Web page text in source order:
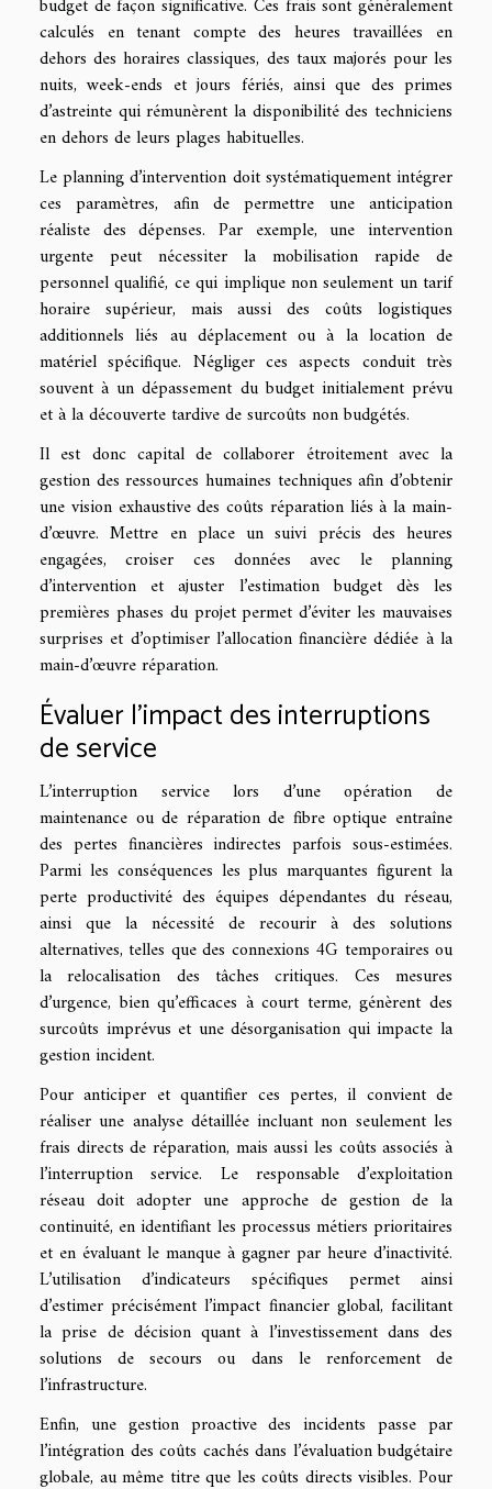
budget de façon significative. Ces frais sont généralement
calculés en tenant compte des heures travaillées en
dehors des horaires classiques, des taux majorés pour les
nuits, week-ends et jours fériés, ainsi que des primes
d’astreinte qui rémunèrent la disponibilité des techniciens
en dehors de leurs plages habituelles.
Le planning d’intervention doit systématiquement intégrer
ces paramètres, afin de permettre une anticipation
réaliste des dépenses. Par exemple, une intervention
urgente peut nécessiter la mobilisation rapide de
personnel qualifié, ce qui implique non seulement un tarif
horaire supérieur, mais aussi des coûts logistiques
additionnels liés au déplacement ou à la location de
matériel spécifique. Négliger ces aspects conduit très
souvent à un dépassement du budget initialement prévu
et à la découverte tardive de surcoûts non budgétés.
Il est donc capital de collaborer étroitement avec la
gestion des ressources humaines techniques afin d’obtenir
une vision exhaustive des coûts réparation liés à la main-
d’œuvre. Mettre en place un suivi précis des heures
engagées, croiser ces données avec le planning
d’intervention et ajuster l’estimation budget dès les
premières phases du projet permet d’éviter les mauvaises
surprises et d’optimiser l’allocation financière dédiée à la
main-d’œuvre réparation.
Évaluer l’impact des interruptions
de service
L’interruption service lors d’une opération de
maintenance ou de réparation de fibre optique entraîne
des pertes financières indirectes parfois sous-estimées.
Parmi les conséquences les plus marquantes figurent la
perte productivité des équipes dépendantes du réseau,
ainsi que la nécessité de recourir à des solutions
alternatives, telles que des connexions 4G temporaires ou
la relocalisation des tâches critiques. Ces mesures
d’urgence, bien qu’efficaces à court terme, génèrent des
surcoûts imprévus et une désorganisation qui impacte la
gestion incident.
Pour anticiper et quantifier ces pertes, il convient de
réaliser une analyse détaillée incluant non seulement les
frais directs de réparation, mais aussi les coûts associés à
l’interruption service. Le responsable d’exploitation
réseau doit adopter une approche de gestion de la
continuité, en identifiant les processus métiers prioritaires
et en évaluant le manque à gagner par heure d’inactivité.
L’utilisation d’indicateurs spécifiques permet ainsi
d’estimer précisément l’impact financier global, facilitant
la prise de décision quant à l’investissement dans des
solutions de secours ou dans le renforcement de
l’infrastructure.
Enfin, une gestion proactive des incidents passe par
l’intégration des coûts cachés dans l’évaluation budgétaire
globale, au même titre que les coûts directs visibles. Pour